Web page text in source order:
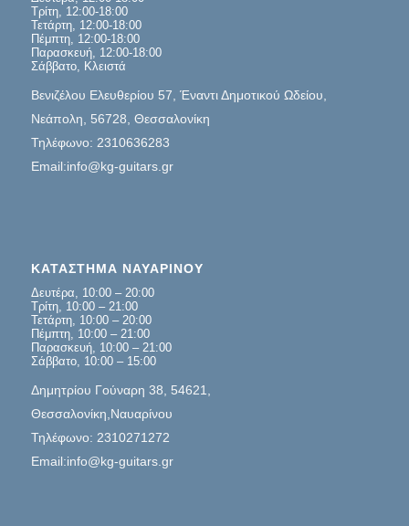
Τρίτη, 12:00-18:00
Τετάρτη, 12:00-18:00
Πέμπτη, 12:00-18:00
Παρασκευή, 12:00-18:00
Σάββατο, Κλειστά
Βενιζέλου Ελευθερίου 57, Έναντι Δημοτικού Ωδείου,
Νεάπολη, 56728, Θεσσαλονίκη
Τηλέφωνο: 2310636283
Email:info@kg-guitars.gr
ΚΑΤΑΣΤΗΜΑ ΝΑΥΑΡΙΝΟΥ
Δευτέρα, 10:00 – 20:00
Τρίτη, 10:00 – 21:00
Τετάρτη, 10:00 – 20:00
Πέμπτη, 10:00 – 21:00
Παρασκευή, 10:00 – 21:00
Σάββατο, 10:00 – 15:00
Δημητρίου Γούναρη 38, 54621,
Θεσσαλονίκη,Ναυαρίνου
Τηλέφωνο: 2310271272
Email:info@kg-guitars.gr